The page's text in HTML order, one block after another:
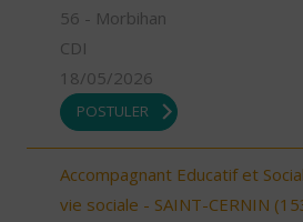
56 - Morbihan
CDI
18/05/2026
POSTULER
Accompagnant Educatif et
vie sociale - SAINT-CERNIN